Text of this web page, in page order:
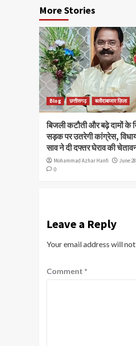
More Stories
Blog छत्तीसगढ़ बलौदाबाजार ज़िला
बिजली कटौती और बढ़े दामों के
सड़क पर उतरेगी कांग्रेस,
साव ने दी दफ्तर घेराव की
Mohammad Azhar Hanfi
June
0
Leave a Reply
Your email address will
Comment *